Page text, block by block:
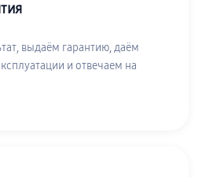
выдаём гарантию, даём
и отвечаем на